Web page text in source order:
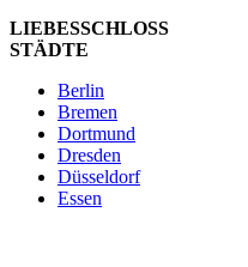
LIEBESSCHLOSS
STÄDTE
Berlin
Bremen
Dortmund
Dresden
Düsseldorf
Essen